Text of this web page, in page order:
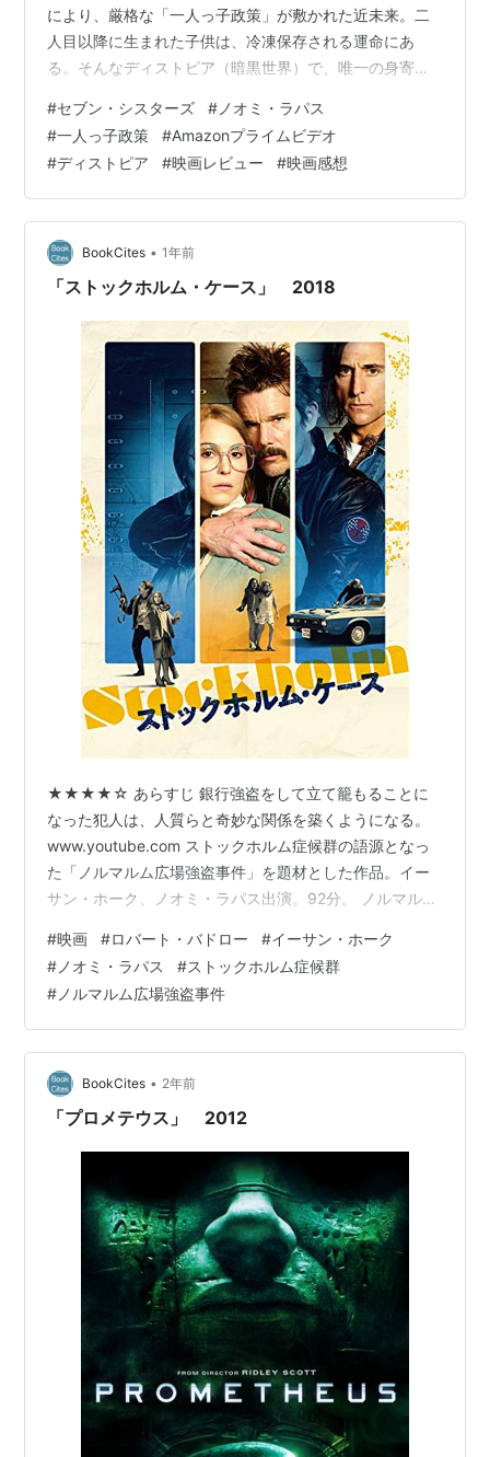
により、厳格な「一人っ子政策」が敷かれた近未来。二
人目以降に生まれた子供は、冷凍保存される運命にあ
る。そんなディストピア（暗黒世界）で、唯一の身寄り
妹がいた。彼女たちは、それぞれの名前（月曜、火曜、
水曜、木曜、金曜、土曜、日曜）を付けられ、週に1日ず
つだけ外に出て、一人の人間「カレン・セットマン」と
して生きることを余儀なくされてきた。しかし、30歳に
なったある日、姉妹の一人〈月曜〉が帰宅しなかったこ
とから、彼女たちの平穏な日常は一変する。当局に…
#セブン・シスターズ # ノオミ・ラパス
#一人っ子政策 #Amazonプライムビデオ
#ディストピア #映画レビュー #映画感想
BookCites • 1年前
「ストックホルム・ケース」 2018
★★★★☆ あらすじ 銀行強盗をして立て籠もることに
なった犯人は、人質らと奇妙な関係を築くようになる。
www.youtube.com ストックホルム症候群の語源となっ
た「ノルマルム広場強盗事件」を題材とした作品。イー
サン・ホーク、ノオミ・ラパス出演。92分。 ノルマルム
件を題材にした物語だ。だがどこか牧歌的な雰囲気が漂
っている。立て籠もった強盗の主人公はラジオで音楽を
聴いたりトランプをしたりしているし、対応する警察も
交渉のため、警戒心もなくふらっと主人公の前に現れ
る。人質となったヒロインですら、子どもたちの夕飯を
心配して夫に料…
#映画 #ロバート・バドロー #イーサン・ホーク
# ノオミ・ラパス #ストックホルム症候群
# ノルマルム広場強盗事件
BookCites • 2年前
「プロメテウス」 2012